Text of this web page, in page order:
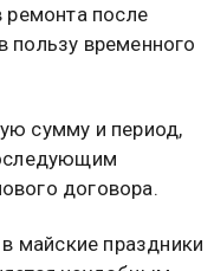
ремонта после
временного
сумму и период,
договора.
майские праздники